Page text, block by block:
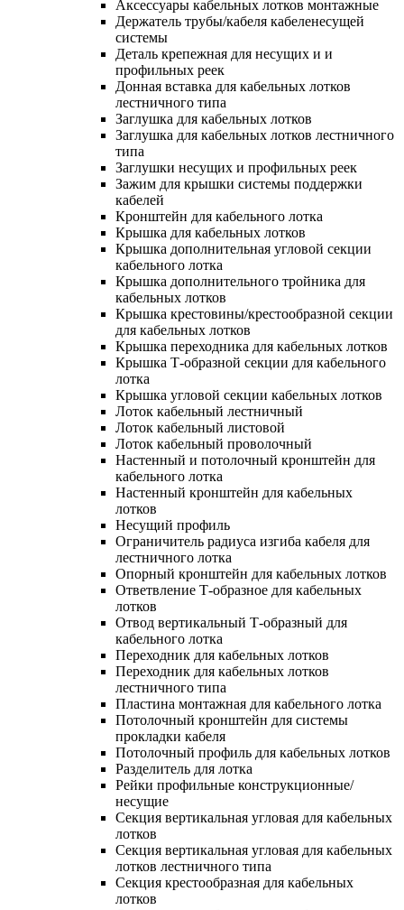
Аксессуары кабельных лотков монтажные
Держатель трубы/кабеля кабеленесущей
системы
Деталь крепежная для несущих и и
профильных реек
Донная вставка для кабельных лотков
лестничного типа
Заглушка для кабельных лотков
Заглушка для кабельных лотков лестничного
типа
Заглушки несущих и профильных реек
Зажим для крышки системы поддержки
кабелей
Кронштейн для кабельного лотка
Крышка для кабельных лотков
Крышка дополнительная угловой секции
кабельного лотка
Крышка дополнительного тройника для
кабельных лотков
Крышка крестовины/крестообразной секции
для кабельных лотков
Крышка переходника для кабельных лотков
Крышка Т-образной секции для кабельного
лотка
Крышка угловой секции кабельных лотков
Лоток кабельный лестничный
Лоток кабельный листовой
Лоток кабельный проволочный
Настенный и потолочный кронштейн для
кабельного лотка
Настенный кронштейн для кабельных
лотков
Несущий профиль
Ограничитель радиуса изгиба кабеля для
лестничного лотка
Опорный кронштейн для кабельных лотков
Ответвление Т-образное для кабельных
лотков
Отвод вертикальный Т-образный для
кабельного лотка
Переходник для кабельных лотков
Переходник для кабельных лотков
лестничного типа
Пластина монтажная для кабельного лотка
Потолочный кронштейн для системы
прокладки кабеля
Потолочный профиль для кабельных лотков
Разделитель для лотка
Рейки профильные конструкционные/
несущие
Секция вертикальная угловая для кабельных
лотков
Секция вертикальная угловая для кабельных
лотков лестничного типа
Секция крестообразная для кабельных
лотков